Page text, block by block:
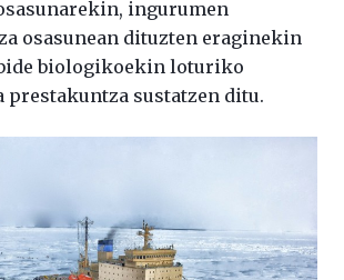
ingurumen
osasunean dituzten eraginekin
biologikoekin loturiko
prestakuntza sustatzen ditu.